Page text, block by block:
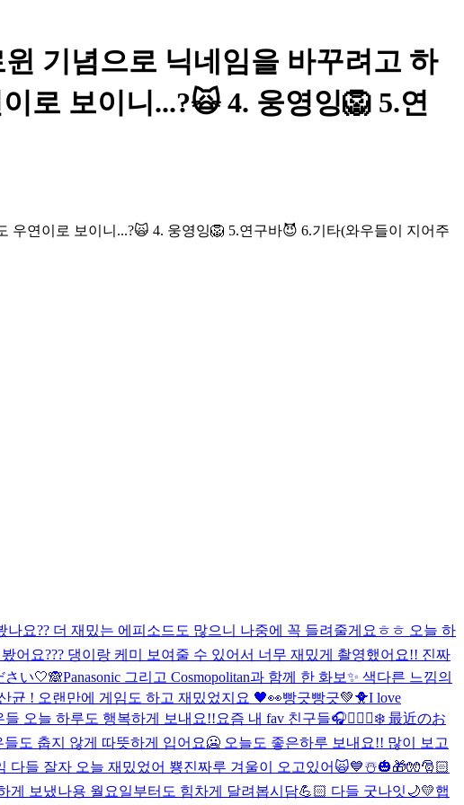
기념으로 닉네임을 바꾸려고 하
로 보이니...?🙀 4. 웅영잉🦁 5.연
연이로 보이니...?🙀 4. 웅영잉🦁 5.연구바😈 6.기타(와우들이 지어주
요?? 더 재밌는 에피소드도 많으니 나중에 꼭 들려줄게요ㅎㅎ 오늘 하
어요??? 댕이랑 케미 보여줄 수 있어서 너무 재밌게 촬영했어요!! 진짜
さい🤍🙈Panasonic 그리고 Cosmopolitan과 함께 한 화보✨ 색다른 느낌의
균 ! 오랜만에 게임도 하고 재밌었지요 🖤👀빵긋빵긋💚🐥I love
오늘 하루도 행복하게 보내요!!요즘 내 fav 친구들🎧🧘🏻‍♀️❄️ 最近のお
도 춥지 않게 따뜻하게 입어요🥶 오늘도 좋은하루 보내요!! 많이 보고
다들 잘자 오늘 재밌었어 뿅진짜루 겨울이 오고있어🙀💙☃️🎃🎁🧤🎅🏻
보냈나용 월요일부터도 힘차게 달려봅시담💪🏻 다들 굿나잇🌙💛햅